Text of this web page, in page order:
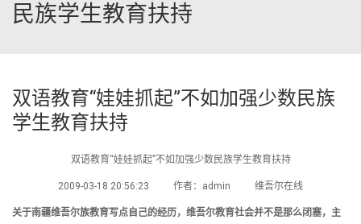
民族学生教育扶持
双语教育“娃娃抓起”不如加强少数民族
学生教育扶持
双语教育“娃娃抓起”不如加强少数民族学生教育扶持
2009-03-18 20:56:23 作者：admin 维吾尔在线
关于南疆维吾尔族教育写点自己的经历，维吾尔教育社会并不是那么闭塞，主